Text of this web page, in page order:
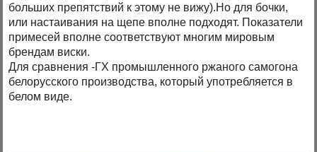
больших препятствий к этому не вижу).Но для бочки,
или настаивания на щепе вполне подходят. Показатели
примесей вполне соответствуют многим мировым
брендам виски.
Для сравнения -ГХ промышленного ржаного самогона
белорусского производства, который употребляется в
белом виде.